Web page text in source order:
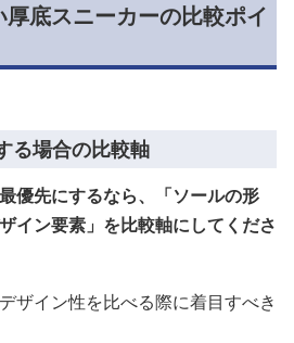
底スニーカーの比較ポイ
る場合の比較軸
優先にするなら、「ソールの形
イン要素」を比較軸にしてくださ
ザイン性を比べる際に着目すべき